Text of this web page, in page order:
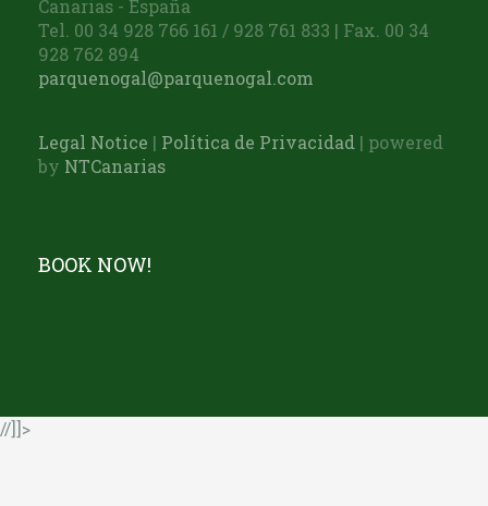
Canarias - España
Tel. 00 34 928 766 161 / 928 761 833 | Fax. 00 34
928 762 894
parquenogal@parquenogal.com
Legal Notice | Política de Privacidad | powered
by NTCanarias
BOOK NOW!
//]]>